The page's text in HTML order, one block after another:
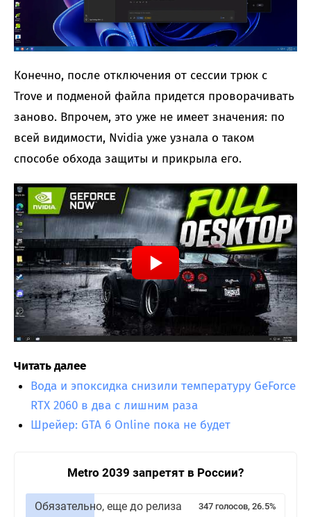
Конечно, после отключения от сессии трюк с
Trove и подменой файла придется проворачивать
заново. Впрочем, это уже не имеет значения: по
всей видимости, Nvidia уже узнала о таком
способе обхода защиты и прикрыла его.
Читать далее
Вода и эпоксидка снизили температуру GeForce
RTX 2060 в два с лишним раза
Шрейер: GTA 6 Online пока не будет
Metro 2039 запретят в России?
Обязательно, еще до релиза 347 голосов, 26.5%